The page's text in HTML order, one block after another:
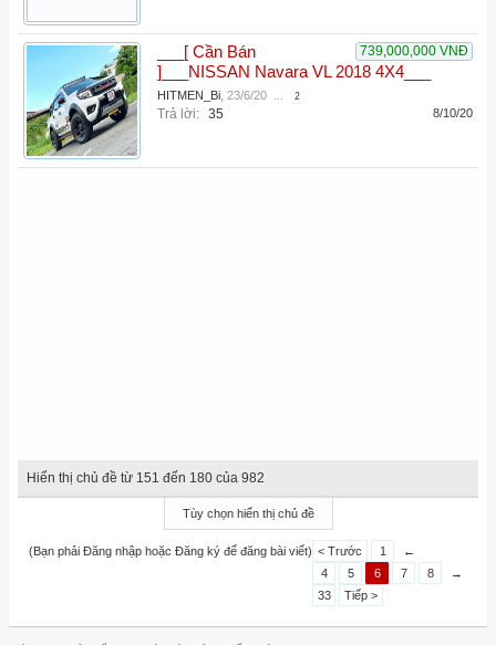
739,000,000 VNĐ
___[ Cần Bán
]___NISSAN Navara VL 2018 4X4___
HITMEN_Bi 23/6/20 ... 2
Trả lời: 35 8/10/20
Hiển thị chủ đề từ 151 đến 180 của 982
Tùy chọn hiển thị chủ đề
(Bạn phải Đăng nhập hoặc Đăng ký để đăng bài viết) < Trước 1
←
4
5 6 7 8
→
33
Tiếp >